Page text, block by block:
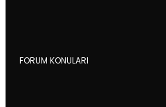
FORUM KONULARI